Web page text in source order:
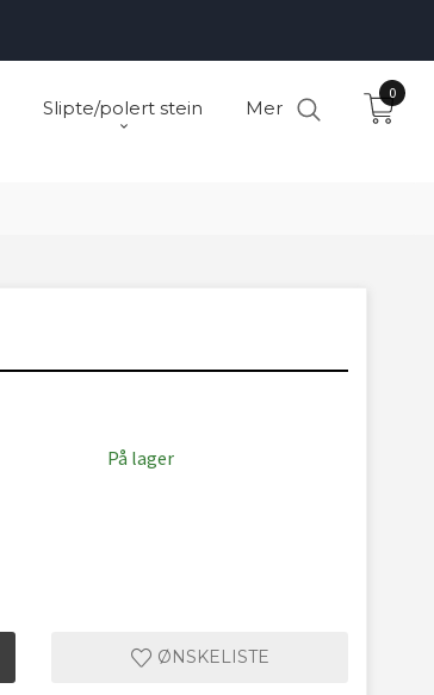
Slipte/polert stein Mer
0
På lager
ØNSKELISTE